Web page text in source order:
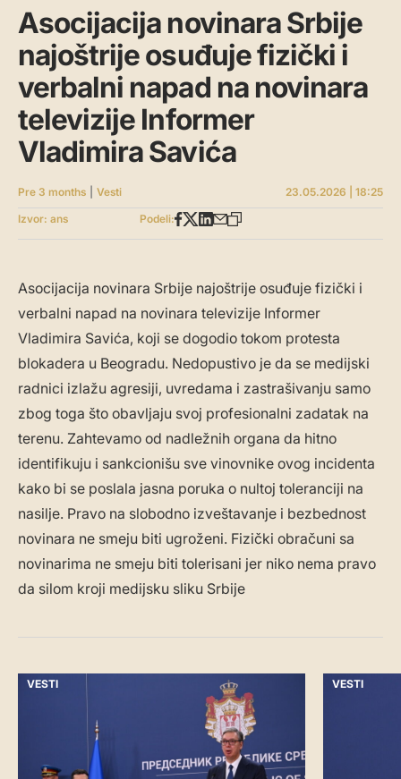
Asocijacija novinara Srbije
najoštrije osuđuje fizički i
verbalni napad na novinara
televizije Informer
Vladimira Savića
Pre 3 months Vesti
23.05.2026 | 18:25
Izvor: ans
Podeli:
Asocijacija novinara Srbije najoštrije osuđuje fizički i
verbalni napad na novinara televizije Informer
Vladimira Savića, koji se dogodio tokom protesta
blokadera u Beogradu. Nedopustivo je da se medijski
radnici izlažu agresiji, uvredama i zastrašivanju samo
zbog toga što obavljaju svoj profesionalni zadatak na
terenu. Zahtevamo od nadležnih organa da hitno
identifikuju i sankcionišu sve vinovnike ovog incidenta
kako bi se poslala jasna poruka o nultoj toleranciji na
nasilje. Pravo na slobodno izveštavanje i bezbednost
novinara ne smeju biti ugroženi. Fizički obračuni sa
novinarima ne smeju biti tolerisani jer niko nema pravo
da silom kroji medijsku sliku Srbije
VESTI VESTI